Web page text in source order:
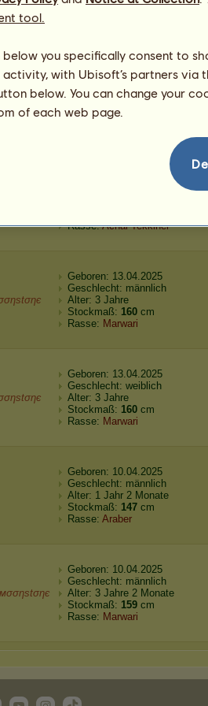
Alter: 20 Jahre 10 Monate
Geboren: 16.04.2025
Geschlecht: weiblich
Stockmaß:160
Rasse:Achal-Tekkiner
Geboren: 13.04.2025
Geschlecht: männlich
Alter: 3 Jahre
Stockmaß: 160 cm
Rasse: Marwari
Geboren: 13.04.2025
Geschlecht: weiblich
Alter: 3 Jahre
Stockmaß: 160 cm
Rasse: Marwari
Geboren: 10.04.2025
Geschlecht: männlich
Alter: 1 Jahr 2 Monate
Stockmaß: 147 cm
Rasse: Araber
Geboren: 10.04.2025
Geschlecht: männlich
Alter: 3 Jahre 2 Monate
Stockmaß: 159 cm
Rasse: Marwari
tool.
you specifically consent to
with Ubisoft’s partners via
below. You can change your
of each web page.